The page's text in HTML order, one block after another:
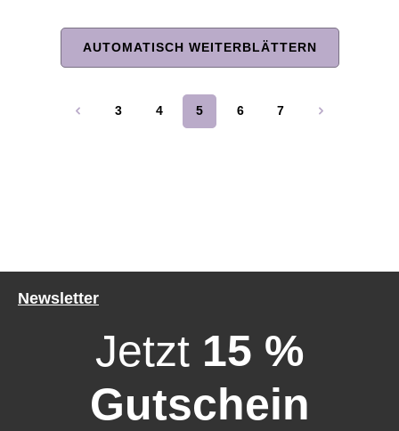
Durchschnittliche Bewertung von 0 von 5 Sternen
AUTOMATISCH WEITERBLÄTTERN
Seite
3
Seite
4
Seite
5
Seite
6
Seite
7
Newsletter
Jetzt 15 %
Gutschein